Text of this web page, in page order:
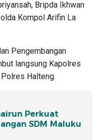
Bripda Ikhwan
Kompol Arifin La
Pengembangan
langsung Kapolres
Polres Halteng.
Perkuat
SDM Maluku